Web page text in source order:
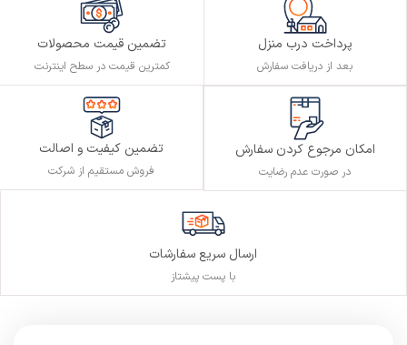
پرداخت درب منزل
بعد از دریافت سفارش
تضمین قیمت محصولات
کمترین قیمت در سطح اینترنت
امکان مرجوع کردن سفارش
در صورت عدم رضایت
تضمین کیفیت و اصالت
فروش مستقیم از شرکت
ارسال سریع سفارشات
با پست پیشتاز